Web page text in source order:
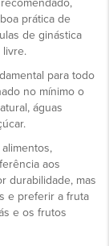
prática de
de ginástica
livre.
para todo
no mínimo o
águas
aos
durabilidade, mas
e preferir a fruta
e os frutos